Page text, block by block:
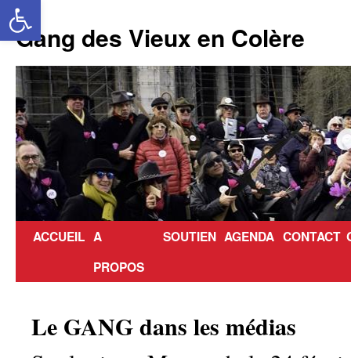
Aller
au
contenu
Gang des Vieux en Colère
ACCUEIL A
PROPOS
SOUTIEN AGENDA CONTACT
Le GANG dans les médias